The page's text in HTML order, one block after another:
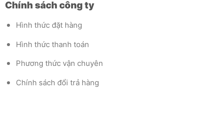
Chính sách công ty
Hình thức đặt hàng
Hình thức thanh toán
Phương thức vận chuyên
Chính sách đổi trả hàng